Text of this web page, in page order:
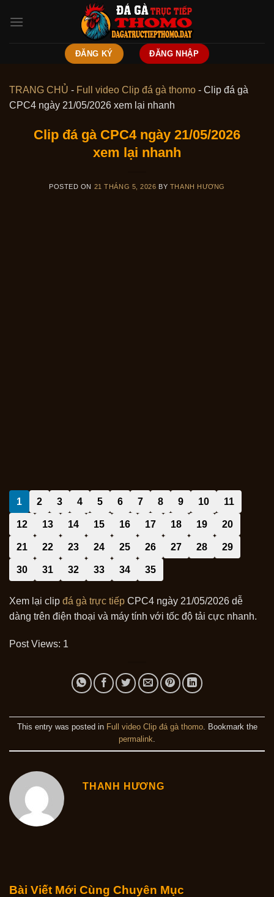
ĐĂNG KÝ ĐĂNG NHẬP
Bài Viết Mới Cùng Chuyên Mục
TRANG CHỦ - Full video Clip đá gà thomo - Clip đá gà
CPC4 ngày 21/05/2026 xem lại nhanh
Clip đá gà CPC4 ngày 21/05/2026
xem lại nhanh
POSTED ON 21 THÁNG 5, 2026 BY THANH HƯƠNG
1 2 3 4 5 6 7 8 9 10 11
12 13 14 15 16 17 18 19 20
21 22 23 24 25 26 27 28 29
30 31 32 33 34 35
Xem lại clip đá gà trực tiếp CPC4 ngày 21/05/2026 dễ
dàng trên điện thoại và máy tính với tốc độ tải cực nhanh.
Post Views: 1
This entry was posted in Full video Clip đá gà thomo. Bookmark the
permalink
THANH HƯƠNG